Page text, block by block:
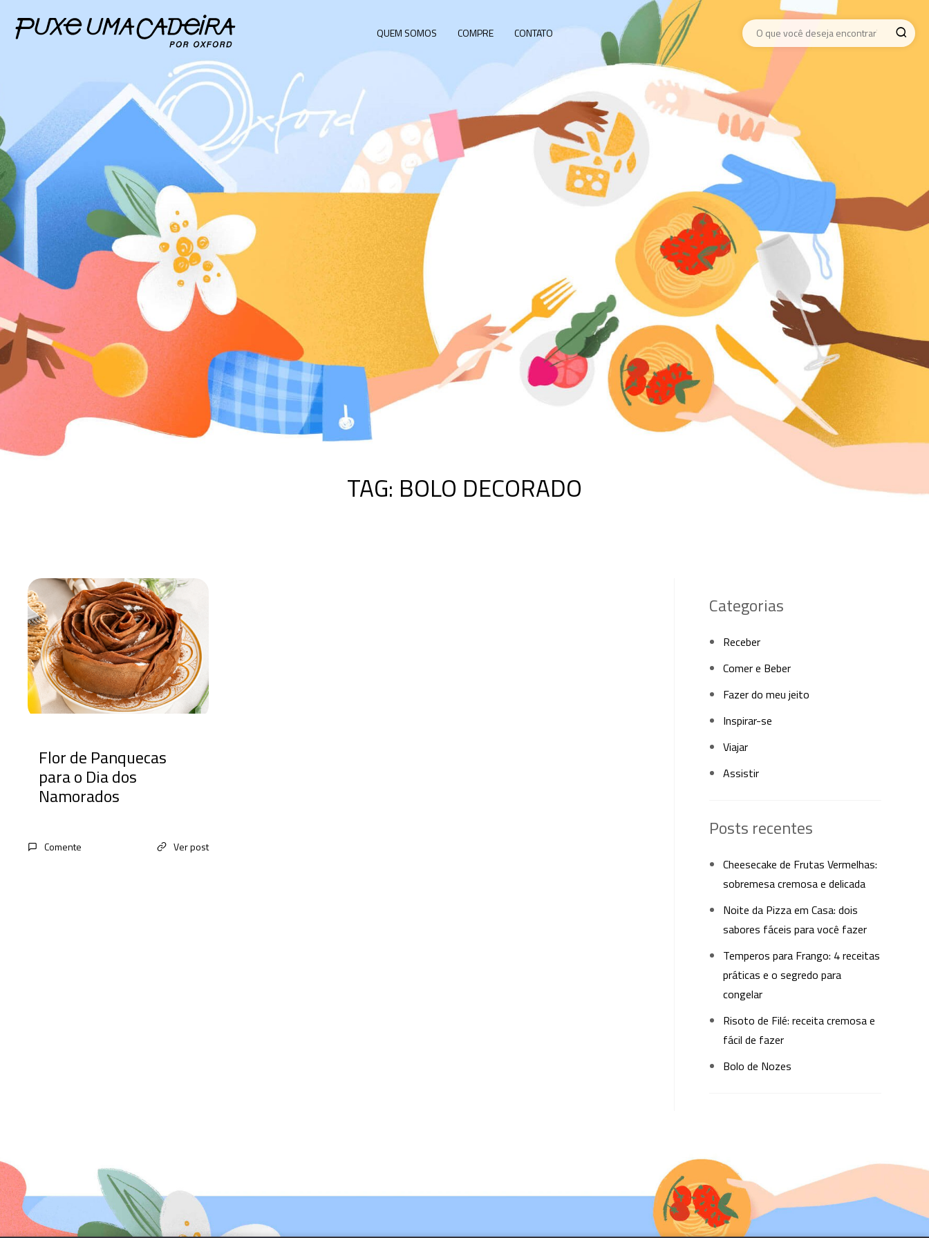
QUEM SOMOS COMPRE CONTATO
TAG: BOLO DECORADO
Flor de Panquecas
para o Dia dos
Namorados
Comente Ver post
Categorias
Receber
Comer e Beber
Fazer do meu jeito
Inspirar-se
Viajar
Assistir
Posts recentes
Cheesecake de Frutas Vermelhas:
sobremesa cremosa e delicada
Noite da Pizza em Casa: dois
sabores fáceis para você fazer
Temperos para Frango: 4 receitas
práticas e o segredo para
congelar
Risoto de Filé: receita cremosa e
fácil de fazer
Bolo de Nozes